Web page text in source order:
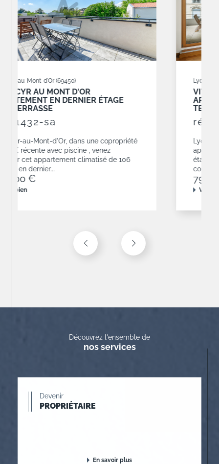
Lyon (69006)
VITTON/ RUE TÊTE D'OR
APPARTEMENT 3 CHAMBRES AVEC
TERRASSE ET GARAGES
réf : 1937-sa
Lyon 6e, dans une résidence de 2010,
appartement climatisé de 120,68 m² situé en
étage élevé avec une terrasse de 19 m². Il est
composé d'un...
790 000 €
Découvrez l'ensemble de
nos services
Devenir
PROPRIÉTAIRE
En savoir plus